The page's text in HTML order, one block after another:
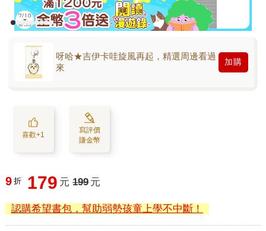
呀哈★吉伊卡哇旋風再起，精選周邊看過
來
加購
喜歡+1
寫評價
賺金幣
9 折 179 元 199 元
認購希望書包，幫助弱勢孩童上學不中斷！